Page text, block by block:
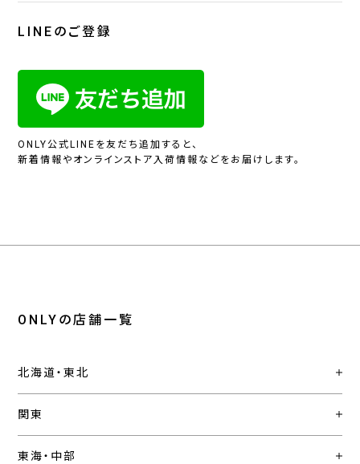
LINEのご登録
ONLY公式LINEを友だち追加すると、
新着情報やオンラインストア入荷情報などをお届けします。
ONLYの店舗一覧
北海道・東北
関東
東海・中部